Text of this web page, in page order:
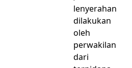
lenyerahan
dilakukan
oleh
perwakilan
dari